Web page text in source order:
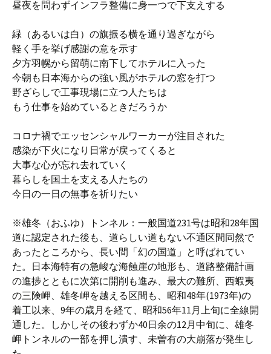
昼夜を問わずインフラ整備に身一つで下支えする
緑（あるいは白）の旗振る横を通り過ぎながら
軽く手を挙げ感謝の意を示す
夕方羽幌から留萌に南下してホテルに入った
今朝も日本海からの強い風がホテルの窓を打つ
野ざらしで工事現場に立つ人たちは
もう仕事を始めているときだろうか
コロナ禍でエッセンシャルワーカーが注目された
感染が下火になり日常が戻ってくると
大事な心が忘れ去れていく
暮らしを国土を支える人たちの
今日の一日の無事を祈りたい
※雄冬（おふゆ）トンネル：一般国道231号は昭和28年国
道に認定された後も、道らしい道もない不通区間同然で
あったところから、長い間「幻の国道」と呼ばれてい
た。日本海特有の急峻な海蝕崖の地形も、道路整備計画
の進捗とともに次第に開削も進み、最大の難所、西蝦夷
の三険岬、雄冬岬を越える区間も、昭和48年(1973年)の
着工以来、9年の歳月を経て、昭和56年11月上旬に全線開
通した。しかしその後わずか40日余の12月中旬に、雄冬
岬トンネルの一部を押し潰す、未曽有の大崩落が発生し